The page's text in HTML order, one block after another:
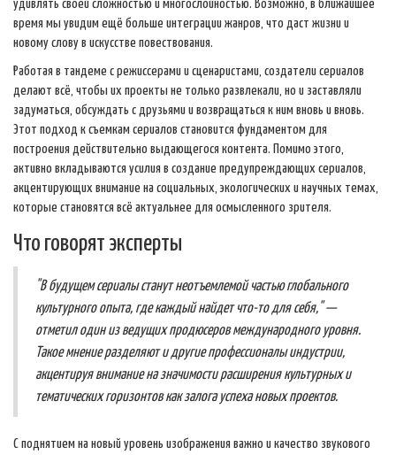
удивлять своей сложностью и многослойностью. Возможно, в ближайшее
время мы увидим ещё больше интеграции жанров, что даст жизни и
новому слову в искусстве повествования.
Работая в тандеме с режиссерами и сценаристами, создатели сериалов
делают всё, чтобы их проекты не только развлекали, но и заставляли
задуматься, обсуждать с друзьями и возвращаться к ним вновь и вновь.
Этот подход к съемкам сериалов становится фундаментом для
построения действительно выдающегося контента. Помимо этого,
активно вкладываются усилия в создание предупреждающих сериалов,
акцентирующих внимание на социальных, экологических и научных темах,
которые становятся всё актуальнее для осмысленного зрителя.
Что говорят эксперты
"В будущем сериалы станут неотъемлемой частью глобального
культурного опыта, где каждый найдет что-то для себя," —
отметил один из ведущих продюсеров международного уровня.
Такое мнение разделяют и другие профессионалы индустрии,
акцентируя внимание на значимости расширения культурных и
тематических горизонтов как залога успеха новых проектов.
С поднятием на новый уровень изображения важно и качество звукового